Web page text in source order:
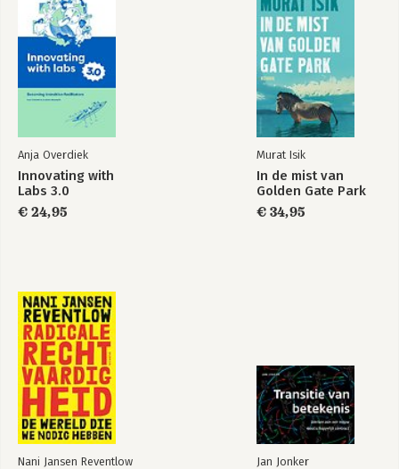
Anja Overdiek
Innovating with
Labs 3.0
€ 24,95
Murat Isik
In de mist van
Golden Gate Park
€ 34,95
Nani Jansen Reventlow Jan Jonker